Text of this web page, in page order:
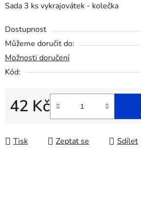
Sada 3 ks vykrajovátek - kolečka
Dostupnost
Můžeme doručit do:
Možnosti doručení
Kód:
42 Kč
Měrná cena:
Tisk Zeptat se Sdílet